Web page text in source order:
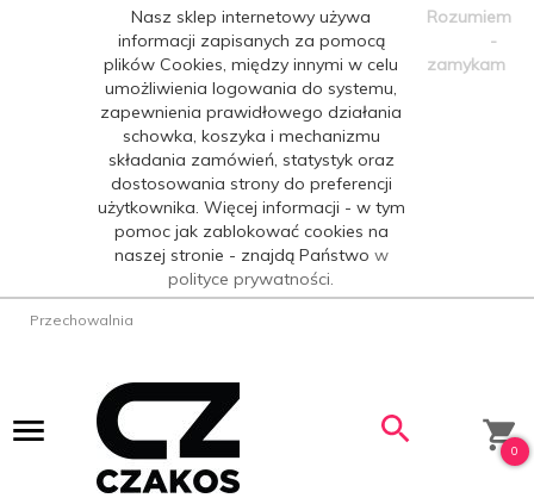
Nasz sklep internetowy używa
informacji zapisanych za pomocą
plików Cookies, między innymi w celu
umożliwienia logowania do systemu,
zapewnienia prawidłowego działania
schowka, koszyka i mechanizmu
składania zamówień, statystyk oraz
dostosowania strony do preferencji
użytkownika. Więcej informacji - w tym
pomoc jak zablokować cookies na
naszej stronie - znajdą Państwo w
polityce prywatności.
Rozumiem
-
zamykam
Przechowalnia
0